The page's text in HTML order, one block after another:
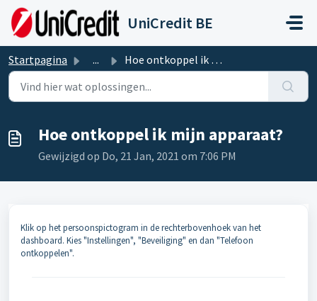
Doorgaan naar hoofdinhoud
UniCredit BE
Startpagina ... Hoe ontkoppel ik mijn apparaat?
Hoe ontkoppel ik mijn apparaat?
Gewijzigd op Do, 21 Jan, 2021 om 7:06 PM
Klik op het persoonspictogram in de rechterbovenhoek van het
dashboard. Kies "Instellingen", "Beveiliging" en dan "Telefoon
ontkoppelen".